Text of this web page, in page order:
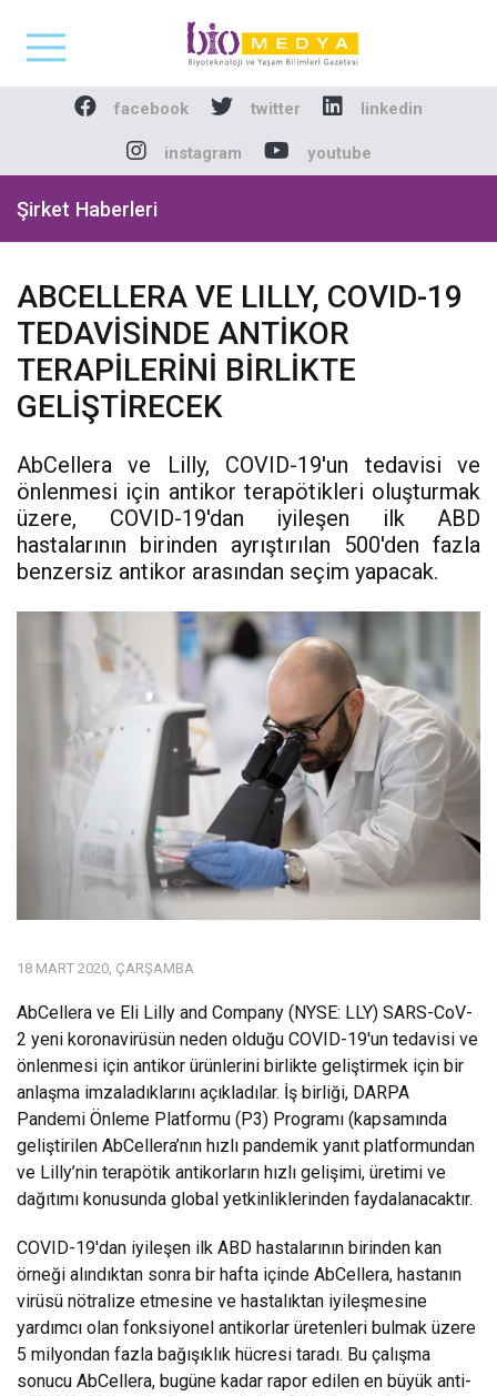
Biomedya -
facebook twitter linkedin
instagram youtube
Şirket Haberleri
ABCELLERA VE LILLY, COVID-19
TEDAVİSİNDE ANTİKOR
TERAPİLERİNİ BİRLİKTE
GELİŞTİRECEK
AbCellera ve Lilly, COVID-19'un tedavisi ve
önlenmesi için antikor terapötikleri oluşturmak
üzere, COVID-19'dan iyileşen ilk ABD
hastalarının birinden ayrıştırılan 500'den fazla
benzersiz antikor arasından seçim yapacak.
18 MART 2020, ÇARŞAMBA
AbCellera ve Eli Lilly and Company (NYSE: LLY) SARS-CoV-
2 yeni koronavirüsün neden olduğu COVID-19'un tedavisi ve
önlenmesi için antikor ürünlerini birlikte geliştirmek için bir
anlaşma imzaladıklarını açıkladılar. İş birliği, DARPA
Pandemi Önleme Platformu (P3) Programı (kapsamında
geliştirilen AbCellera’nın hızlı pandemik yanıt platformundan
ve Lilly’nin terapötik antikorların hızlı gelişimi, üretimi ve
dağıtımı konusunda global yetkinliklerinden faydalanacaktır.
COVID-19'dan iyileşen ilk ABD hastalarının birinden kan
örneği alındıktan sonra bir hafta içinde AbCellera, hastanın
virüsü nötralize etmesine ve hastalıktan iyileşmesine
yardımcı olan fonksiyonel antikorlar üretenleri bulmak üzere
5 milyondan fazla bağışıklık hücresi taradı. Bu çalışma
sonucu AbCellera, bugüne kadar rapor edilen en büyük anti-